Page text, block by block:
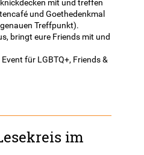
mit und treffen
und Goethedenkmal
Treffpunkt).
bringt eure Friends mit und
für LGBTQ+, Friends &
im